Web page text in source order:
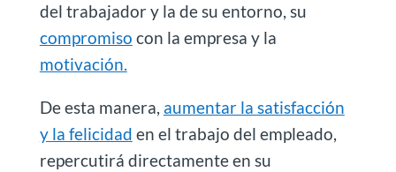
del trabajador y la de su entorno, su
compromiso con la empresa y la
motivación.
De esta manera, aumentar la satisfacción
y la felicidad en el trabajo del empleado,
repercutirá directamente en su